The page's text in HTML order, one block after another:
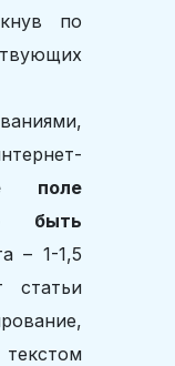
по
поле
быть
– 1-1,5
статьи